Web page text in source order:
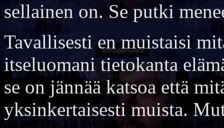
sellainen on. Se putki
Tavallisesti en muistaisi
itseluomani tietokanta
se on jännää katsoa että
yksinkertaisesti muista.